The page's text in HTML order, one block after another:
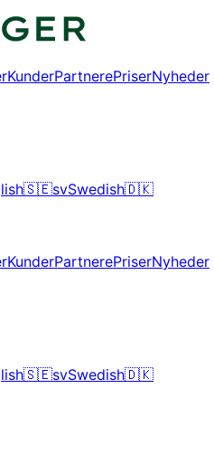
KunderPartnerePriserNyheder
🇸🇪svSwedish🇩🇰
KunderPartnerePriserNyheder
🇸🇪svSwedish🇩🇰